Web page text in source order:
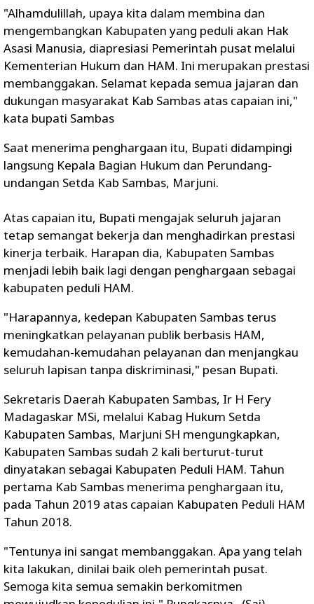
"Alhamdulillah, upaya kita dalam membina dan
mengembangkan Kabupaten yang peduli akan Hak
Asasi Manusia, diapresiasi Pemerintah pusat melalui
Kementerian Hukum dan HAM. Ini merupakan prestasi
membanggakan. Selamat kepada semua jajaran dan
dukungan masyarakat Kab Sambas atas capaian ini,"
kata bupati Sambas
Saat menerima penghargaan itu, Bupati didampingi
langsung Kepala Bagian Hukum dan Perundang-
undangan Setda Kab Sambas, Marjuni.
Atas capaian itu, Bupati mengajak seluruh jajaran
tetap semangat bekerja dan menghadirkan prestasi
kinerja terbaik. Harapan dia, Kabupaten Sambas
menjadi lebih baik lagi dengan penghargaan sebagai
kabupaten peduli HAM.
"Harapannya, kedepan Kabupaten Sambas terus
meningkatkan pelayanan publik berbasis HAM,
kemudahan-kemudahan pelayanan dan menjangkau
seluruh lapisan tanpa diskriminasi," pesan Bupati.
Sekretaris Daerah Kabupaten Sambas, Ir H Fery
Madagaskar MSi, melalui Kabag Hukum Setda
Kabupaten Sambas, Marjuni SH mengungkapkan,
Kabupaten Sambas sudah 2 kali berturut-turut
dinyatakan sebagai Kabupaten Peduli HAM. Tahun
pertama Kab Sambas menerima penghargaan itu,
pada Tahun 2019 atas capaian Kabupaten Peduli HAM
Tahun 2018.
"Tentunya ini sangat membanggakan. Apa yang telah
kita lakukan, dinilai baik oleh pemerintah pusat.
Semoga kita semua semakin berkomitmen